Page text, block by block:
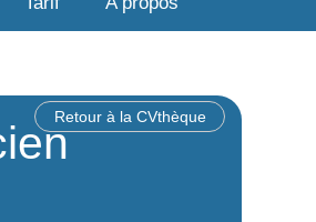
Retour à la CVthèque